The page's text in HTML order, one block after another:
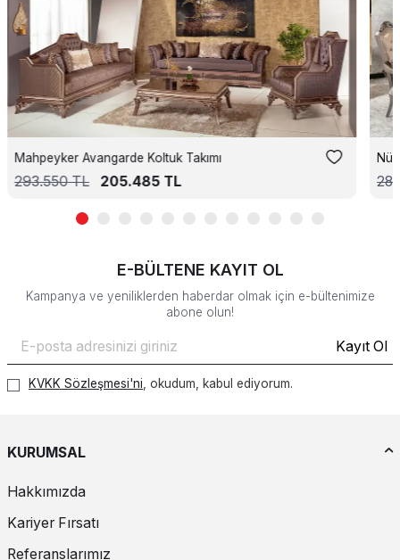
Mahpeyker Avangarde Koltuk Takımı
293.550TL 205.485TL
E-BÜLTENE KAYIT OL
Kampanya ve yeniliklerden haberdar olmak için e-bültenimize
abone olun!
Kayıt Ol
KVKK Sözleşmesi'ni, okudum, kabul ediyorum.
KURUMSAL
Hakkımızda
Kariyer Fırsatı
Referanslarımız